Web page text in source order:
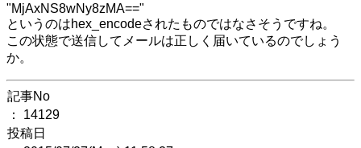
"MjAxNS8wNy8zMA=="
というのはhex_encodeされたものではなさそうですね。
この状態で送信してメールは正しく届いているのでしょう
か。
記事No
： 14129
投稿日